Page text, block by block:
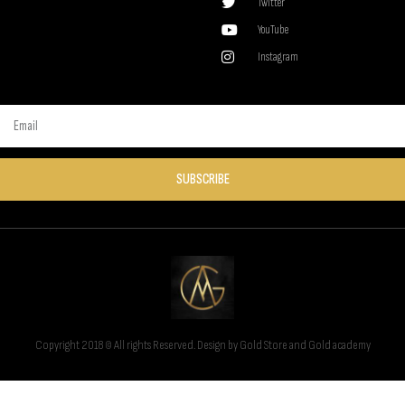
YouTube
Instagram
SUBSCRIBE
Copyright 2018 © All rights Reserved. Design by Gold Store and Gold academy